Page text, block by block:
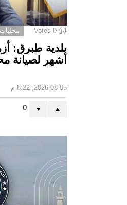
0
Votes محليات
أشهر لصيانة
2026-08-05, 8:22 م
0